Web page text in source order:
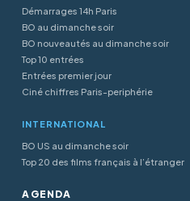
Démarrages 14h Paris
BO au dimanche soir
BO nouveautés au dimanche soir
Top 10 entrées
Entrées premier jour
Ciné chiffres Paris-periphérie
INTERNATIONAL
BO US au dimanche soir
Top 20 des films français à l’étranger
AGENDA